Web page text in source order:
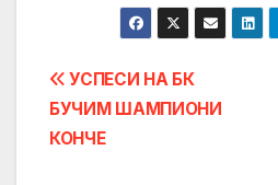
Post
navigation
УСПЕСИ НА БК
БУЧИМ ШАМПИОНИ
КОНЧЕ